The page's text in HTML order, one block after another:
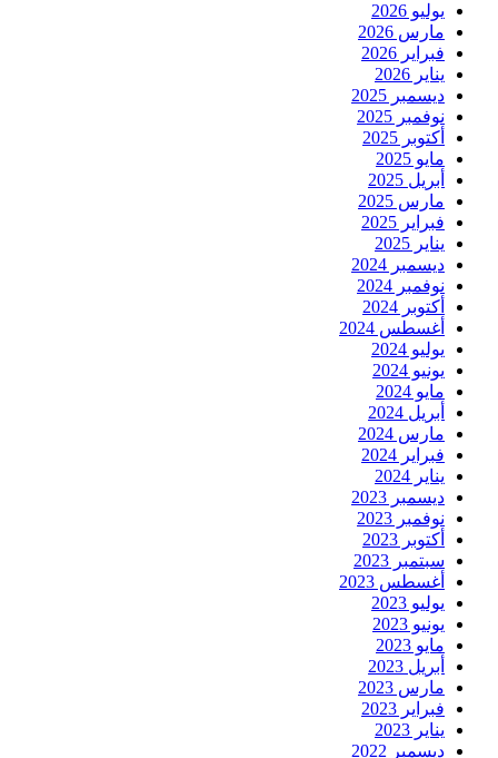
يوليو 2026
مارس 2026
فبراير 2026
يناير 2026
ديسمبر 2025
نوفمبر 2025
أكتوبر 2025
مايو 2025
أبريل 2025
مارس 2025
فبراير 2025
يناير 2025
ديسمبر 2024
نوفمبر 2024
أكتوبر 2024
أغسطس 2024
يوليو 2024
يونيو 2024
مايو 2024
أبريل 2024
مارس 2024
فبراير 2024
يناير 2024
ديسمبر 2023
نوفمبر 2023
أكتوبر 2023
سبتمبر 2023
أغسطس 2023
يوليو 2023
يونيو 2023
مايو 2023
أبريل 2023
مارس 2023
فبراير 2023
يناير 2023
ديسمبر 2022